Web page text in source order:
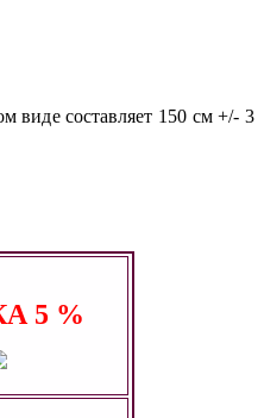
виде составляет 150 см +/- 3
5 %